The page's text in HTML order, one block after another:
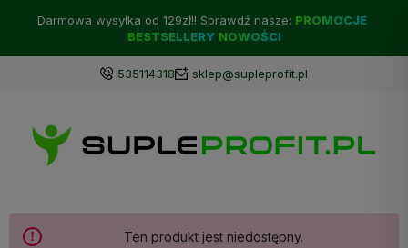
Darmowa wysyłka od 129zł!! Sprawdź nasze: PROMOCJE
BESTSELLERY NOWOŚCI
535114318 sklep@supleprofit.pl
Ten produkt jest niedostępny.